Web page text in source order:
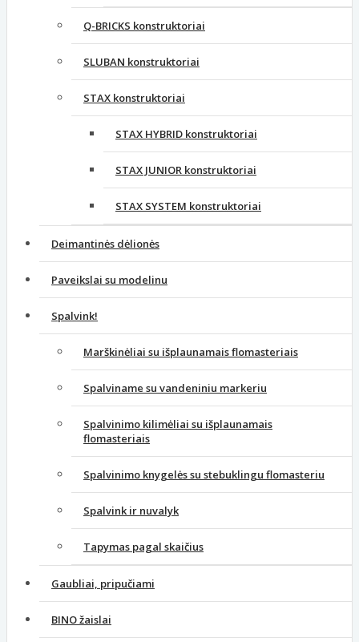
Q-BRICKS konstruktoriai
SLUBAN konstruktoriai
STAX konstruktoriai
STAX HYBRID konstruktoriai
STAX JUNIOR konstruktoriai
STAX SYSTEM konstruktoriai
Deimantinės dėlionės
Paveikslai su modelinu
Spalvink!
Marškinėliai su išplaunamais flomasteriais
Spalviname su vandeniniu markeriu
Spalvinimo kilimėliai su išplaunamais
flomasteriais
Spalvinimo knygelės su stebuklingu flomasteriu
Spalvink ir nuvalyk
Tapymas pagal skaičius
Gaubliai, pripučiami
BINO žaislai